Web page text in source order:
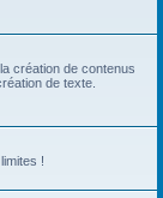
création de contenus
de texte.
!